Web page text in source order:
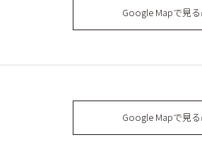
Google Mapで見る
Google Mapで見る